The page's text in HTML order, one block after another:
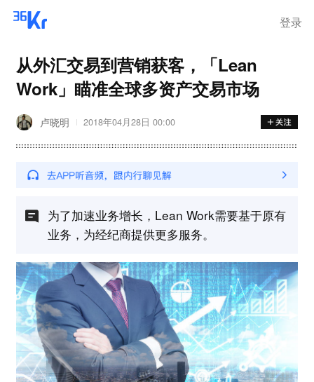
登录
从外汇交易到营销获客，「Lean
Work」瞄准全球多资产交易市场
卢晓明 2018年04月28日 00:00
为了加速业务增长，Lean Work需要基于原有
业务，为经纪商提供更多服务。